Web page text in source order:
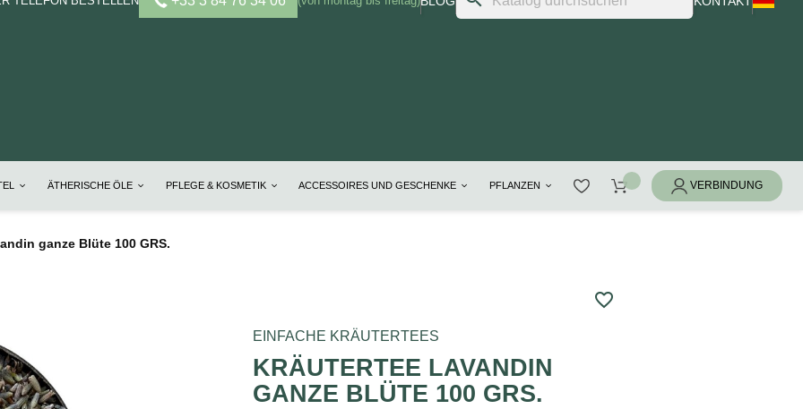
ÄTHERISCHE ÖLE PFLEGE & KOSMETIK ACCESSOIRES UND GESCHENKE PFLANZEN
ganze Blüte 100 GRS.
favorite_border
EINFACHE KRÄUTERTEES
KRÄUTERTEE LAVANDIN
GANZE BLÜTE 100 GRS.